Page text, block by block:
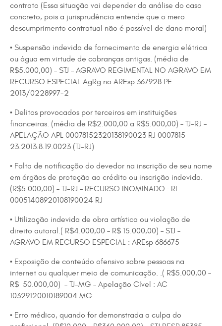
contrato (Essa situação vai depender da análise do caso
concreto, pois a jurisprudência entende que o mero
descumprimento contratual não é passível de dano moral)
• Suspensão indevida de fornecimento de energia elétrica
ou água em virtude de cobranças antigas. (média de
R$5.000,00) – STJ – AGRAVO REGIMENTAL NO AGRAVO EM
RECURSO ESPECIAL AgRg no AREsp 367928 PE
2013/0228997-2
• Delitos provocados por terceiros em instituições
financeiras. (média de R$2.000,00 a R$5.000,00) – TJ-RJ –
APELAÇÃO APL 00078152320138190023 RJ 0007815-
23.2013.8.19.0023 (TJ-RJ)
• Falta de notificação do devedor na inscrição de seu nome
em órgãos de proteção ao crédito ou inscrição indevida.
(R$5.000,00) – TJ-RJ – RECURSO INOMINADO : RI
00051408920108190024 RJ
• Utilização indevida de obra artística ou violação de
direito autoral.( R$4.000,00 – R$ 15.000,00) – STJ –
AGRAVO EM RECURSO ESPECIAL : AREsp 686675
• Exposição de conteúdo ofensivo sobre pessoas na
internet ou qualquer meio de comunicação. .( R$5.000,00 –
R$ 50.000,00) – TJ-MG – Apelação Cível : AC
10329120010189004 MG
• Erro médico, quando for demonstrada a culpa do